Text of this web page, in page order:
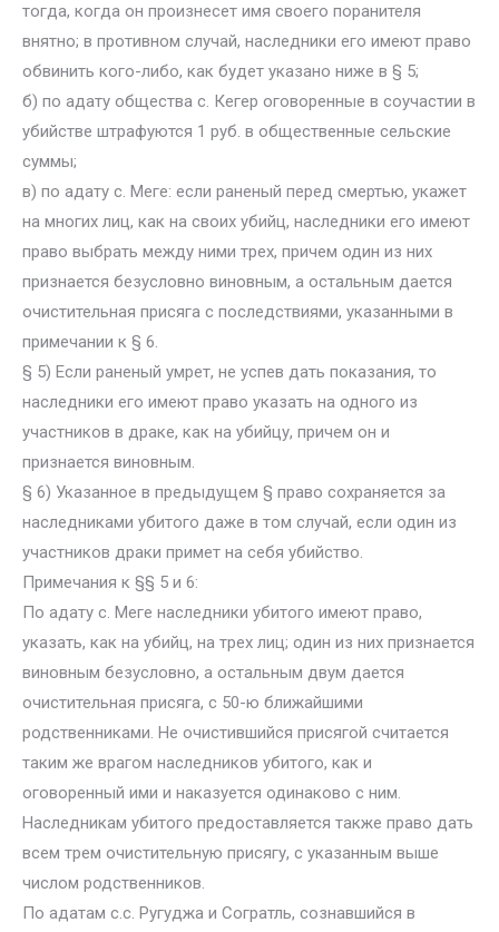
тогда, когда он произнесет имя своего поранителя
внятно; в противном случай, наследники его имеют право
обвинить кого-либо, как будет указано ниже в § 5;
б) по адату общества с. Кегер оговоренные в соучастии в
убийстве штрафуются 1 руб. в общественные сельские
суммы;
в) по адату с. Meгe: если раненый перед смертью, укажет
на многих лиц, как на своих убийц, наследники его имеют
право выбрать между ними трех, причем один из них
признается безусловно виновным, а остальным дается
очистительная присяга с последствиями, указанными в
примечании к § 6.
§ 5) Если раненый умрет, не успев дать показания, то
наследники его имеют право указать на одного из
участников в драке, как на убийцу, причем он и
признается виновным.
§ 6) Указанное в предыдущем § право сохраняется за
наследниками убитого даже в том случай, если один из
участников драки примет на себя убийство.
Примечания к §§ 5 и 6:
По адату с. Meгe наследники убитого имеют право,
указать, как на убийц, на трех лиц; один из них признается
виновным безусловно, а остальным двум дается
очистительная присяга, с 50-ю ближайшими
родственниками. Не очистившийся присягой считается
таким же врагом наследников убитого, как и
оговоренный ими и наказуется одинаково с ним.
Наследникам убитого предоставляется также право дать
всем трем очистительную присягу, с указанным выше
числом родственников.
По адатам с.с. Ругуджа и Согратль, сознавшийся в